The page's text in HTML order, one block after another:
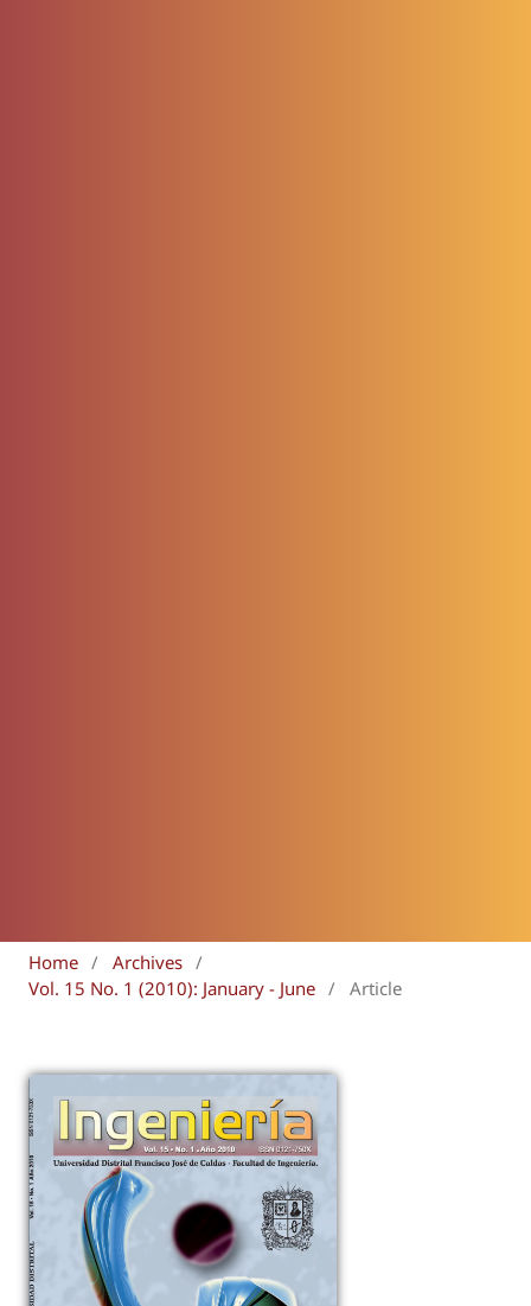
Home / Archives /
Vol. 15 No. 1 (2010): January - June / Article